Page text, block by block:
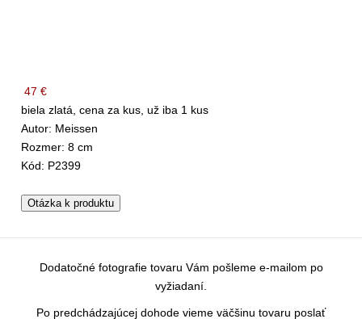
47 €
biela zlatá, cena za kus, už iba 1 kus
Autor: Meissen
Rozmer: 8 cm
Kód: P2399
Otázka k produktu
Dodatočné fotografie tovaru Vám pošleme e-mailom po
vyžiadaní.
Po predchádzajúcej dohode vieme väčšinu tovaru poslať